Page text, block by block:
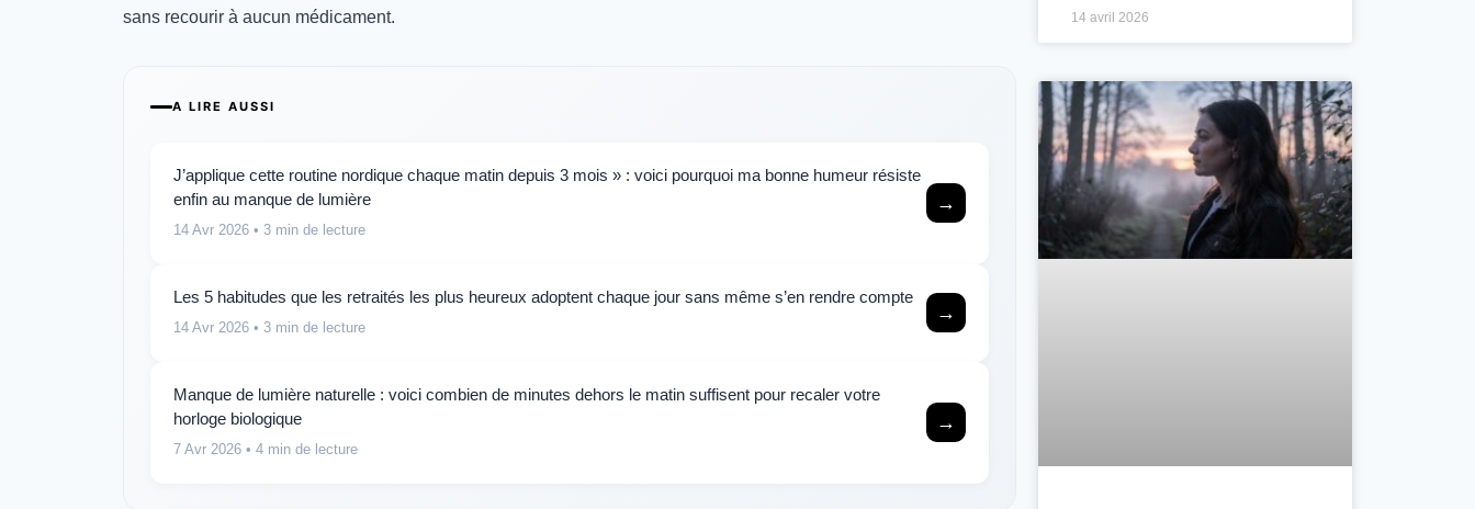
14 avril 2026
sans recourir à aucun médicament.
A LIRE AUSSI
J’applique cette routine nordique chaque matin depuis 3 mois » : voici pourquoi ma bonne humeur résiste
enfin au manque de lumière
14 Avr 2026 • 3 min de lecture
→
Les 5 habitudes que les retraités les plus heureux adoptent chaque jour sans même s’en rendre compte
14 Avr 2026 • 3 min de lecture
→
Manque de lumière naturelle : voici combien de minutes dehors le matin suffisent pour recaler votre
horloge biologique
7 Avr 2026 • 4 min de lecture
→